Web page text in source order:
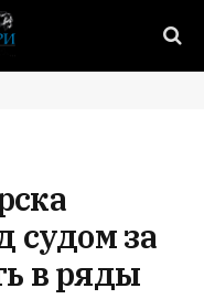
судом за
в ряды